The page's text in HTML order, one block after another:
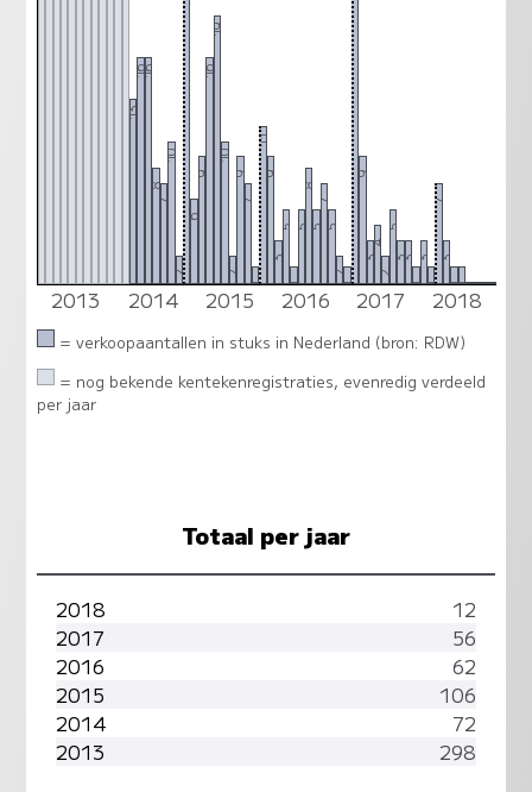
13
16
16
8
7
10
2
6
9
16
19
10
2
9
7
1
11
9
3
5
1
5
8
5
7
5
2
1
9
3
4
2
5
3
3
1
3
1
7
3
11
000
2013 2014 2015 2016 2017 2018
= verkoopaantallen in stuks in Nederland (bron: RDW)
= nog bekende kentekenregistraties, evenredig verdeeld
per jaar
Totaal per jaar
2018
12
2017
56
2016
62
2015
106
2014
72
2013
298